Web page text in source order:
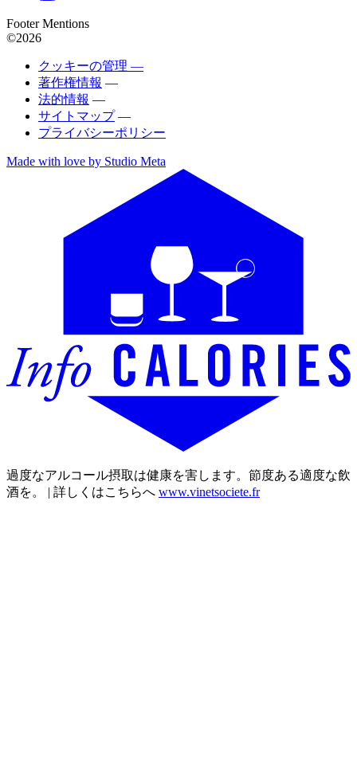
Footer Mentions
©2026
クッキーの管理 —
著作権情報 —
法的情報 —
サイトマップ —
プライバシーポリシー
Made with love by Studio Meta
過度なアルコール摂取は健康を害します。節度ある適度な飲
酒を。 | 詳しくはこちらへ www.vinetsociete.fr